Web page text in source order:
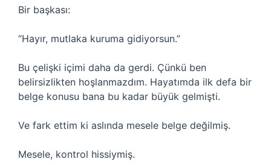
Bir başkası:
“Hayır, mutlaka kuruma gidiyorsun.”
Bu çelişki içimi daha da gerdi. Çünkü ben
belirsizlikten hoşlanmazdım. Hayatımda ilk defa bir
belge konusu bana bu kadar büyük gelmişti.
Ve fark ettim ki aslında mesele belge değilmiş.
Mesele, kontrol hissiymiş.